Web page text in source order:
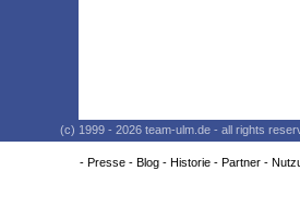
(c) 1999 - 2026 team-ulm.de - all rights
- Presse- Blog- Historie- Partner-